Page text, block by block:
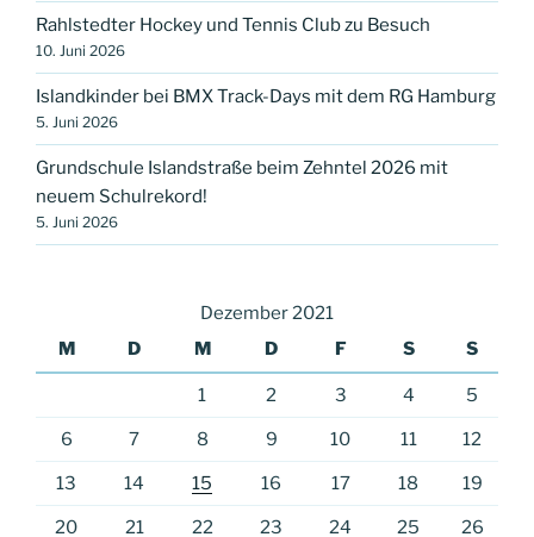
Rahlstedter Hockey und Tennis Club zu Besuch
10. Juni 2026
Islandkinder bei BMX Track-Days mit dem RG Hamburg
5. Juni 2026
Grundschule Islandstraße beim Zehntel 2026 mit
neuem Schulrekord!
5. Juni 2026
Dezember 2021
M
D M D F S S
1 2 3 4 5
6 7 8 9 10 11 12
13 14 15 16 17 18 19
20 21 22 23 24 25 26